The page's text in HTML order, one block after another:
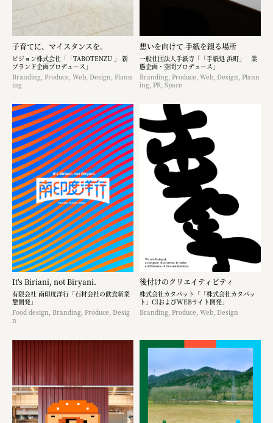
子育てに、マイスタンスを。
ピジョン株式会社「「TABOTENZU 」 新
ブランド企画プロデュース」
Branding, Produce, Web, Design, Plann
ing
想いを向けて 手紙を綴る場所
一般社団法人手紙寺「「手紙処 浜町」 業
態企画・空間プロデュース」
Branding, Produce, Web, Design, Plann
ing, PR, Space
It's Biriani, not Biryani.
有限会社 南印度洋行「石材会社の飲食新業
態開発」
Food design, Branding, Produce, Desig
n
後付けのクリエイティビティ
株式会社カタパット「「株式会社カタパッ
ト」CIおよびWEBサイト開発」
Branding, Produce, Web, Design